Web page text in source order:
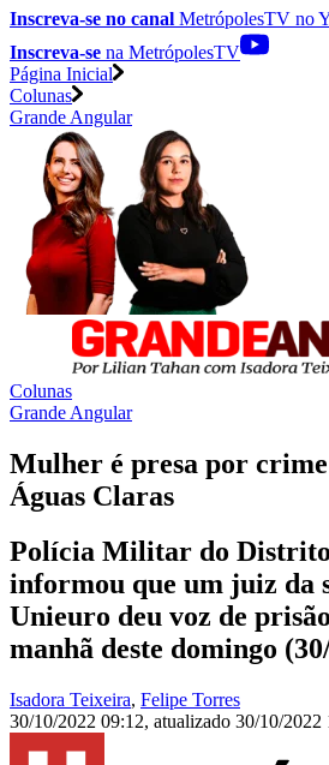
Inscreva-se no canal MetrópolesTV no
Inscreva-se na MetrópolesTV
Página Inicial
Colunas
Grande Angular
Colunas
Grande Angular
Mulher é presa por
Águas Claras
Polícia Militar do
informou que um juiz da
Unieuro deu voz de
manhã deste domingo
Isadora Teixeira, Felipe Torres
30/10/2022 09:12, atualizado 30/10/2022